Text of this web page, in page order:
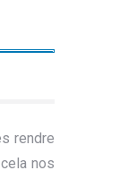
rendre
nos